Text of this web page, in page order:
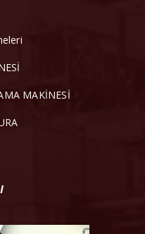
MAKİNESİ